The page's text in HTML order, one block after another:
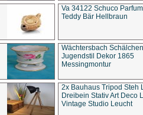
Va 34122 Schuco
Teddy Bär Hellbraun
Wächtersbach Schälchen
Jugendstil Dekor 1865
Messingmontur
2x Bauhaus Tripod Steh
Dreibein Stativ Art Deco
Vintage Studio Leucht